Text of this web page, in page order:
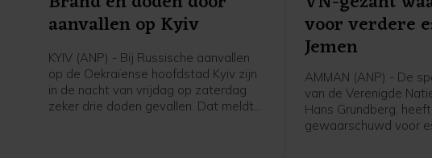
aanvallen op Kyiv
KYIV (ANP) - Bij Russische aanvallen
op de Oekraïense hoofdstad Kyiv zijn
in de nacht van vrijdag op zaterdag
zeker drie doden gevallen. Dat meldt
voor verdere
Jemen
AMMAN (ANP) - De
van de Verenigde
Hans Grundberg,
gewaarschuwd voor